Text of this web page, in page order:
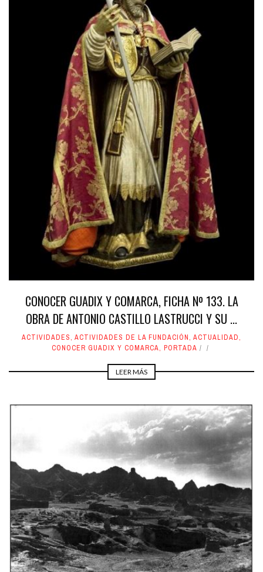
CONOCER GUADIX Y COMARCA, FICHA Nº 133. LA
OBRA DE ANTONIO CASTILLO LASTRUCCI Y SU ...
ACTIVIDADES, ACTIVIDADES DE LA FUNDACIÓN, ACTUALIDAD,
CONOCER GUADIX Y COMARCA, PORTADA
LEER MÁS